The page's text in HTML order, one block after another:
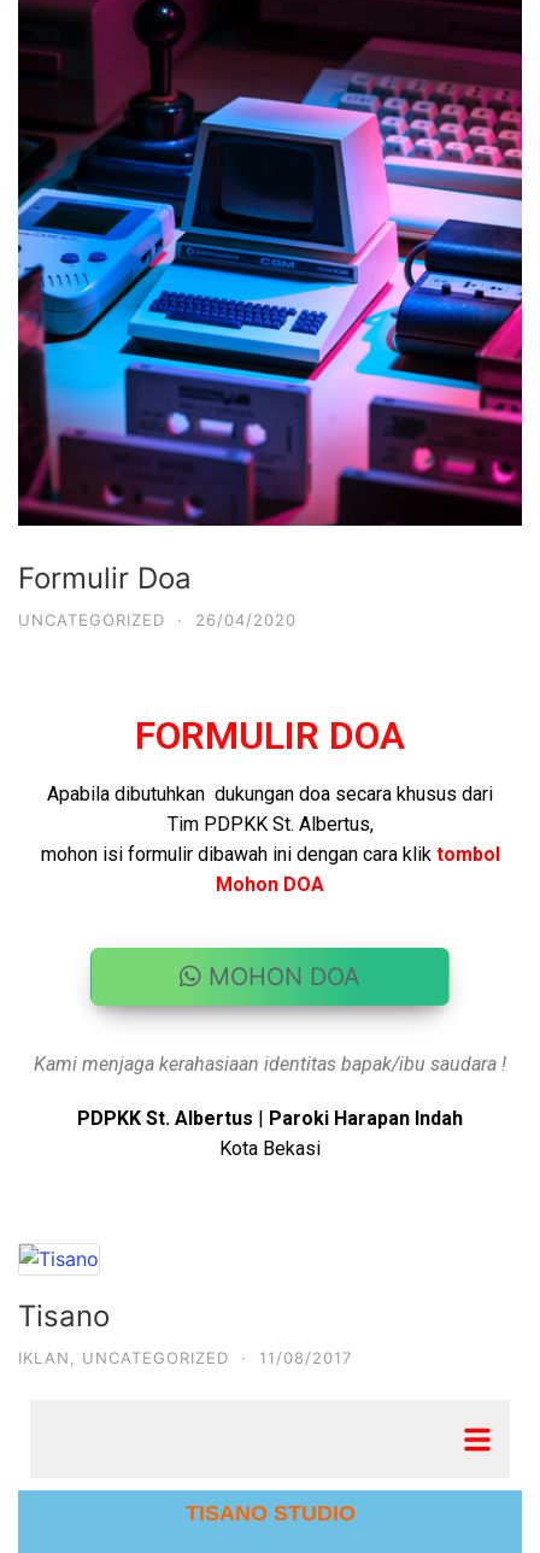
Formulir Doa
UNCATEGORIZED · 26/04/2020
FORMULIR DOA
Apabila dibutuhkan dukungan doa secara khusus dari
Tim PDPKK St. Albertus,
mohon isi formulir dibawah ini dengan cara klik tombol
Mohon DOA
MOHON DOA
Kami menjaga kerahasiaan identitas bapak/ibu saudara !
PDPKK St. Albertus | Paroki Harapan Indah
Kota Bekasi
Tisano
IKLAN UNCATEGORIZED · 11/08/2017
TISANO STUDIO